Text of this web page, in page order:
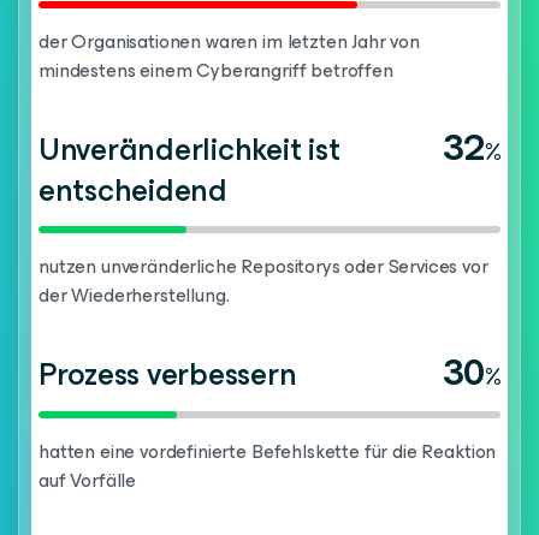
der Organisationen waren im letzten Jahr von
mindestens einem Cyberangriff betroffen
Unveränderlichkeit ist
entscheidend
32%
nutzen unveränderliche Repositorys oder Services vor
der Wiederherstellung.
Prozess verbessern 30%
hatten eine vordefinierte Befehlskette für die Reaktion
auf Vorfälle